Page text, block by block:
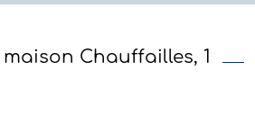
Chauffailles, 1